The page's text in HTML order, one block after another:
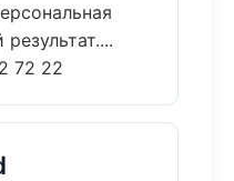
72 22